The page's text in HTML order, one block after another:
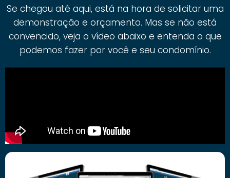
Se chegou até aqui, está na hora de solicitar uma
demonstração e orçamento. Mas se não está
convencido, veja o vídeo abaixo e entenda o que
podemos fazer por você e seu condomínio.